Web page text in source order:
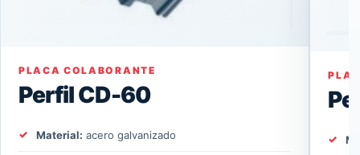
PLACA COLABORANTE
Perfil CD-60
Material: acero galvanizado